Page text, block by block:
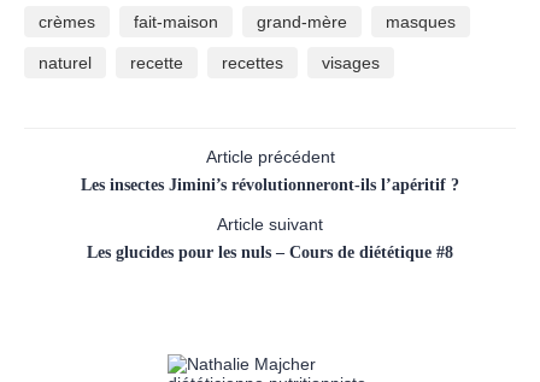
crèmes fait-maison grand-mère masques
naturel recette recettes visages
Article précédent
Les insectes Jimini’s révolutionneront-ils l’apéritif ?
Article suivant
Les glucides pour les nuls – Cours de diététique #8